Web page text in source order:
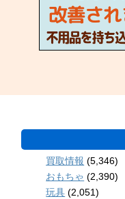
買取情報 (5,346)
おもちゃ (2,390)
玩具 (2,051)